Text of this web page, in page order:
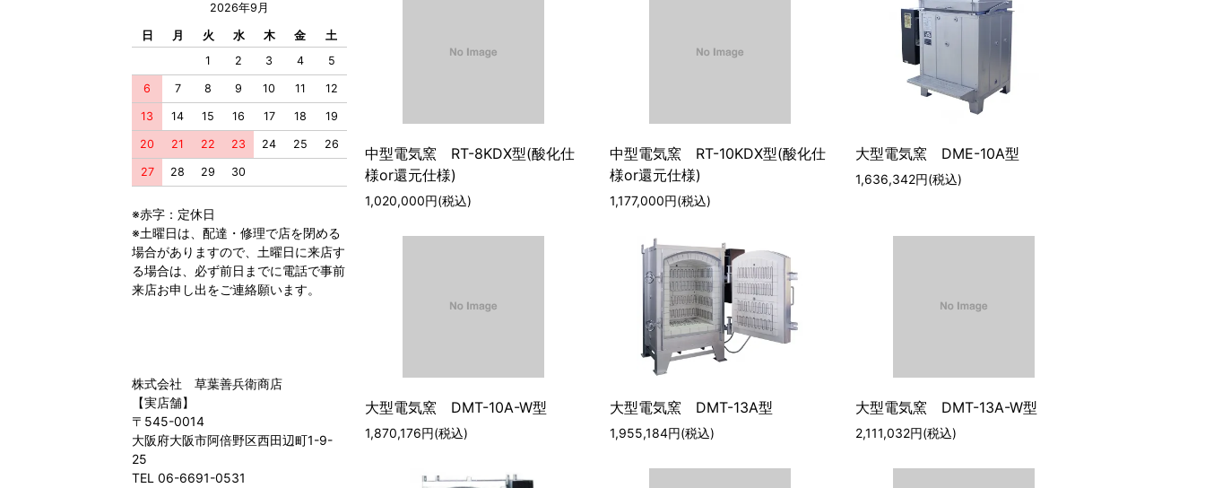
2026年9月
日 月 火 水 木 金
土
1
2 3 4 5
6 7 8 9 10 11 12
13 14 15 16 17 18 19
20 21 22 23 24 25 26
27 28 29 30
※赤字：定休日
※土曜日は、配達・修理で店を閉める
場合がありますので、土曜日に来店す
る場合は、必ず前日までに電話で事前
来店お申し出をご連絡願います。
株式会社 草葉善兵衛商店
【実店舗】
〒545-0014
大阪府大阪市阿倍野区西田辺町1-9-
25
TEL 06-6691-0531
中型電気窯 RT-8KDX型(酸化仕
様or還元仕様)
1,020,000円(税込)
中型電気窯 RT-10KDX型(酸化仕
様or還元仕様)
1,177,000円(税込)
大型電気窯 DME-10A型
1,636,342円(税込)
大型電気窯 DMT-10A-W型
1,870,176円(税込)
大型電気窯 DMT-13A型
1,955,184円(税込)
大型電気窯 DMT-13A-W型
2,111,032円(税込)